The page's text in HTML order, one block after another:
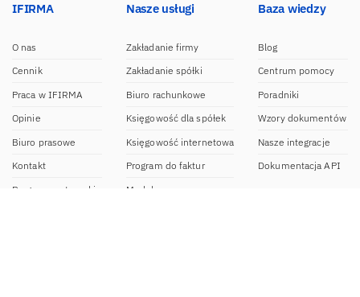
IFIRMA
O nas
Cennik
Praca w IFIRMA
Opinie
Biuro prasowe
Kontakt
Program partnerski
Nasze usługi
Zakładanie firmy
Zakładanie spółki
Biuro rachunkowe
Księgowość dla spółek
Księgowość internetowa
Program do faktur
Moduł e-commerce
Baza wiedzy
Blog
Centrum pomocy
Poradniki
Wzory dokumentów
Nasze integracje
Dokumentacja API